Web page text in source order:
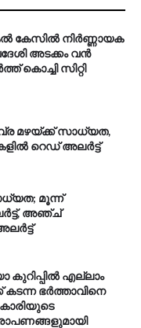
കേസിൽ നിർണ്ണായക
അടക്കം വൻ
കൊച്ചി സിറ്റി
മ​ഴ​യ്ക്ക് സാ​ധ്യ​ത,
റെ​ഡ് അ​ലർ​ട്ട്
മൂന്ന്
അഞ്ച്
എല്ലാം
കടന്ന ഭർത്താവിനെ